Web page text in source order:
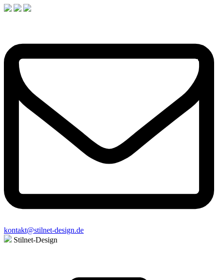
kontakt@stilnet-design.de
Stilnet-Design